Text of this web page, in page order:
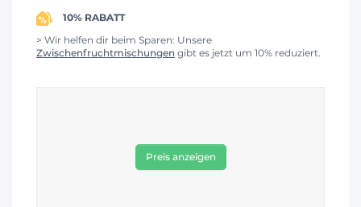
10% RABATT
> Wir helfen dir beim Sparen: Unsere
Zwischenfruchtmischungen gibt es jetzt um 10% reduziert.
Preis anzeigen